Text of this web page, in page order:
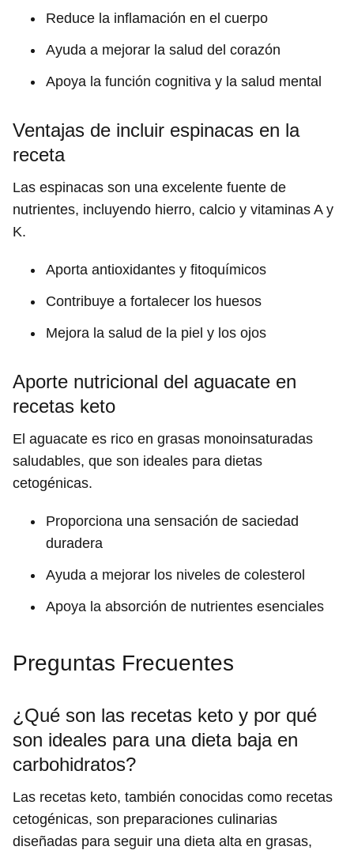
Reduce la inflamación en el cuerpo
Ayuda a mejorar la salud del corazón
Apoya la función cognitiva y la salud mental
Ventajas de incluir espinacas en la
receta
Las espinacas son una excelente fuente de
nutrientes, incluyendo hierro, calcio y vitaminas A y
K.
Aporta antioxidantes y fitoquímicos
Contribuye a fortalecer los huesos
Mejora la salud de la piel y los ojos
Aporte nutricional del aguacate en
recetas keto
El aguacate es rico en grasas monoinsaturadas
saludables, que son ideales para dietas
cetogénicas.
Proporciona una sensación de saciedad
duradera
Ayuda a mejorar los niveles de colesterol
Apoya la absorción de nutrientes esenciales
Preguntas Frecuentes
¿Qué son las recetas keto y por qué
son ideales para una dieta baja en
carbohidratos?
Las recetas keto, también conocidas como recetas
cetogénicas, son preparaciones culinarias
diseñadas para seguir una dieta alta en grasas,